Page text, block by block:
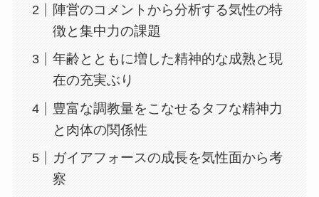
陣営のコメントから分析する気性の特
徴と集中力の課題
年齢とともに増した精神的な成熟と現
在の充実ぶり
豊富な調教量をこなせるタフな精神力
と肉体の関係性
ガイアフォースの成長を気性面から考
察